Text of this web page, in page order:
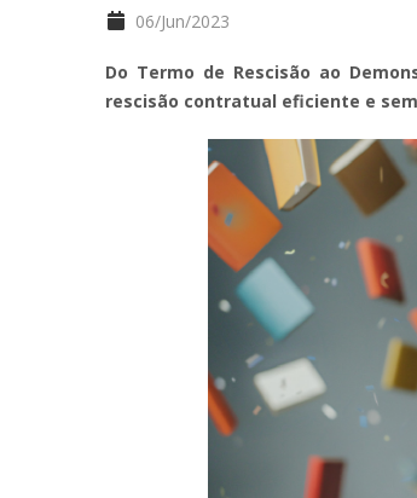
06/Jun/2023
Do Termo de Rescisão ao
rescisão contratual eficiente e